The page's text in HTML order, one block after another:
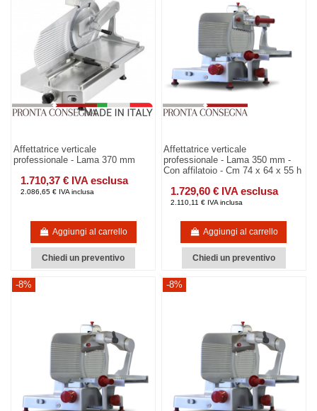
Affettatrice verticale
professionale - Lama 370 mm
1.710,37 € IVA esclusa
2.086,65 € IVA inclusa
Aggiungi al carrello
Chiedi un preventivo
Affettatrice verticale
professionale - Lama 350 mm -
Con affilatoio - Cm 74 x 64 x 55 h
1.729,60 € IVA esclusa
2.110,11 € IVA inclusa
Aggiungi al carrello
Chiedi un preventivo
-8% -8%